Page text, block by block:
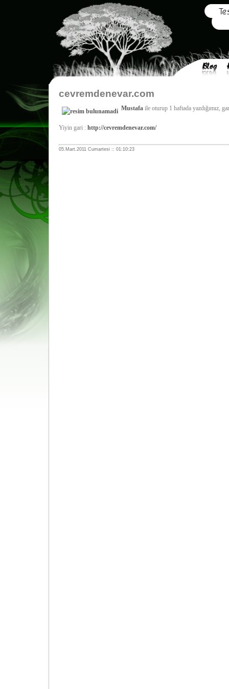
cevremdenevar.com
Mustafaile oturup 1 haftada yazdığımız,
Yiyin gari : http://cevremdenevar.com/
05.Mart.2011 Cumartesi :: 01:10:23